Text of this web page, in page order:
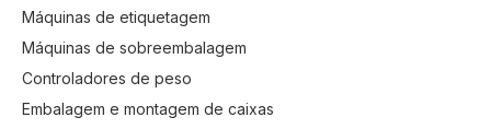
Máquinas de etiquetagem
Máquinas de sobreembalagem
Controladores de peso
Embalagem e montagem de caixas